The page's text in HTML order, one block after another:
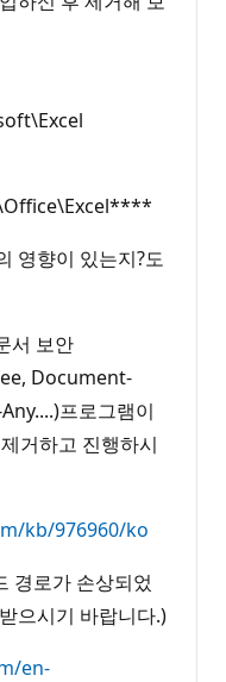
영향이 있는지?도
서 보안
Document-
프로그램이
거하고 진행하시
kb/976960/ko
경로가 손상되었
으시기 바랍니다.)
en-